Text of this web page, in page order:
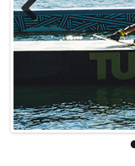
Previous